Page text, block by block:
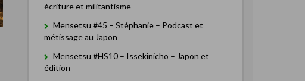
écriture et militantisme
Mensetsu #45 – Stéphanie – Podcast et
métissage au Japon
Mensetsu #HS10 – Issekinicho – Japon et
édition